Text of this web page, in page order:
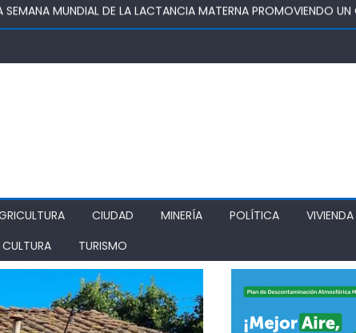
DE POZO DEL SSR CALIFORNIA Y FORTALECERA EL
PARA MONITOREAR EFECTOS DEL SISTEMA FRONTAL Y
A LOS LIBERTADORES
RANCAGUA: NUEVO OPERATIVO DEJA UN RECINTO
CIUDAD MINERÍA POLÍTICA
VIVIENDA
CULTURA TURISMO